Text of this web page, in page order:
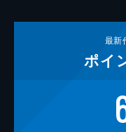
最新
ポイ